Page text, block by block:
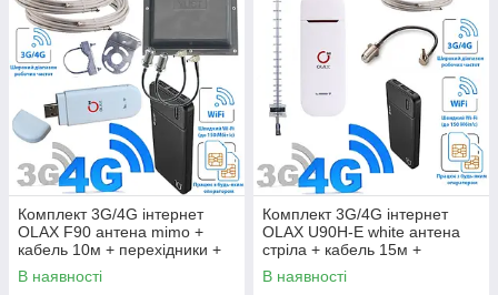
Комплект 3G/4G інтернет
OLAX F90 антена mimo +
кабель 10м + перехідники +
павербанк 10000 mAh
В наявності
Комплект 3G/4G інтернет
OLAX U90H-E white антена
стріла + кабель 15м +
перехідник + павербанк
10000 mAh
В наявності